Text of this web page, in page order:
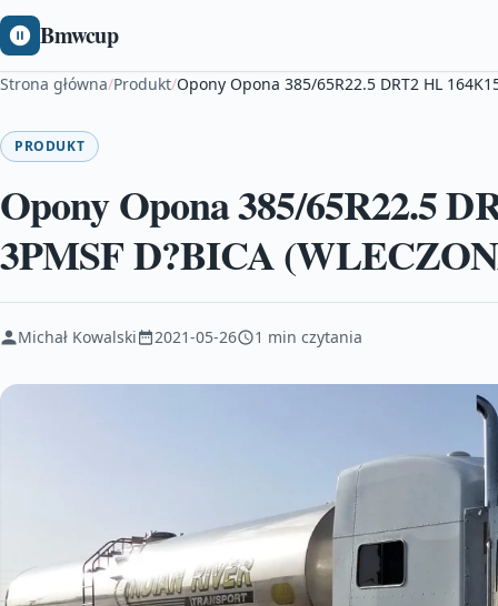
Bmwcup
Strona główna/Produkt/Opony Opona 385/65R22.5 DRT2 HL
PRODUKT
Opony Opona 385/65R22.5
3PMSF D?BICA
Michał Kowalski 2021-05-26 1 min czytania